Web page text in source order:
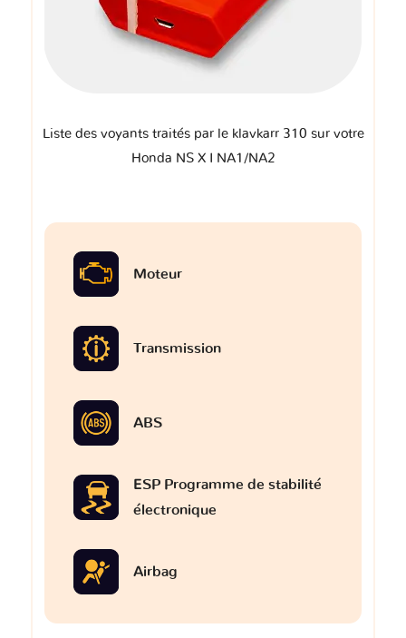
Liste des voyants traités par le klavkarr 310 sur votre
Honda NS X I NA1/NA2
Moteur
Transmission
ABS
ESP Programme de stabilité
électronique
Airbag